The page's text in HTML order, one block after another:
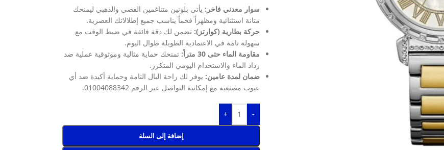
سوار معدني فاخر: يأتي بلونين متناغمين الفضي والذهبي ليمنحك
متانة استثنائية ومظهراً فخماً يناسب جميع إطلالاتك العصرية.
حركة بطارية (كوارتز): تضمن لك دقة فائقة في ضبط الوقت مع
سهولة تامة في الاعتمادية الطويلة طوال اليوم.
مقاومة الماء حتى 30 متراً:
تمنحك حماية مثالية وموثوقية عملية ضد
رذاذ الماء والاستخدام اليومي المتكرر.
ضمان لمدة عامين: يوفر لك راحة البال التامة وحماية أكيدة ضد أي
عيوب مصنعية مع إمكانية التواصل عبر الرقم 01004088342.
-
+
إضافة إلى السلة